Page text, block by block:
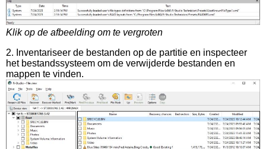
Klik op de afbeelding om te vergroten
2. Inventariseer de bestanden op de partitie en inspecteer
het bestandssysteem om de verwijderde bestanden en
mappen te vinden.